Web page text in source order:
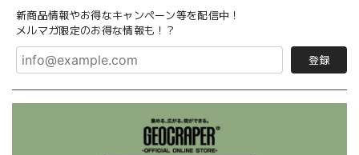
新商品情報やお得なキャンペーン等を配信中！
メルマガ限定のお得な情報も！？
登録